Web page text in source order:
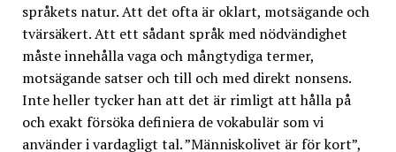
språkets natur. Att det ofta är oklart, motsägande och
tvärsäkert. Att ett sådant språk med nödvändighet
måste innehålla vaga och mångtydiga termer,
motsägande satser och till och med direkt nonsens.
Inte heller tycker han att det är rimligt att hålla på
och exakt försöka definiera de vokabulär som vi
använder i vardagligt tal. ”Människolivet är för kort”,